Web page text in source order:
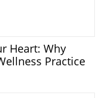
Heart: Why
Practice